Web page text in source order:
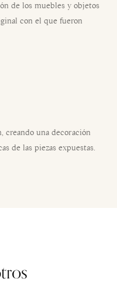
de los muebles y objetos
con el que fueron
creando una decoración
de las piezas expuestas.